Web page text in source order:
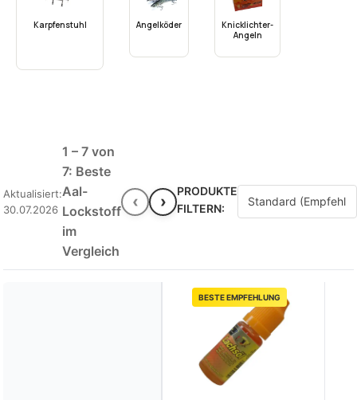
Karpfenstuhl Angelköder
Knicklichter-
Angeln
Aktualisiert:
30.07.2026
1 – 7 von
7: Beste
Aal-
Lockstoff
im
Vergleich
‹ ›
PRODUKTE
FILTERN:
BESTE EMPFEHLUNG